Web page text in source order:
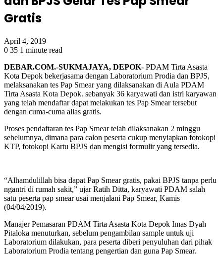
Gratis
April 4, 2019
0 35 1 minute read
DEBAR.COM.-SUKMAJAYA, DEPOK- PDAM Tirta Asasta
Kota Depok bekerjasama dengan Laboratorium Prodia dan BPJS,
melaksanakan tes Pap Smear yang dilaksanakan di Aula PDAM
Tirta Asasta Kota Depok. sebanyak 36 karyawati dan istri karyawan
yang telah mendaftar dapat melakukan tes Pap Smear tersebut
dengan cuma-cuma alias gratis.
Proses pendaftaran tes Pap Smear telah dilaksanakan 2 minggu
sebelumnya, dimana para calon peserta cukup menyiapkan fotokopi
KTP, fotokopi Kartu BPJS dan mengisi formulir yang tersedia.
“Alhamdulillah bisa dapat Pap Smear gratis, pakai BPJS tanpa perlu
ngantri di rumah sakit,” ujar Ratih Ditta, karyawati PDAM salah
satu peserta pap smear usai menjalani Pap Smear, Kamis
(04/04/2019).
Manajer Pemasaran PDAM Tirta Asasta Kota Depok Imas Dyah
Pitaloka menuturkan, sebelum pengambilan sample untuk uji
Laboratorium dilakukan, para peserta diberi penyuluhan dari pihak
Laboratorium Prodia tentang pengertian dan guna Pap Smear.